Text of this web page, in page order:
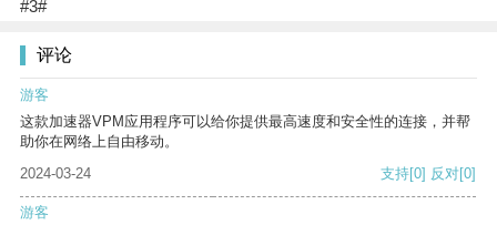
#3#
评论
游客
这款加速器VPM应用程序可以给你提供最高速度和安全性的连接，并帮
助你在网络上自由移动。
2024-03-24
支持[0] 反对[0]
游客